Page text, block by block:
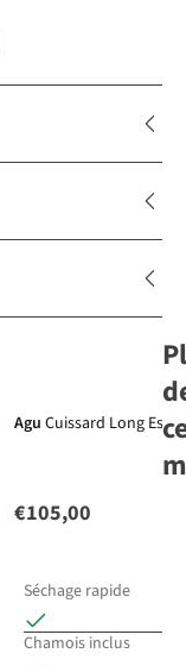
Agu Cuissard Long
€105,00
Séchage rapide
Chamois inclus